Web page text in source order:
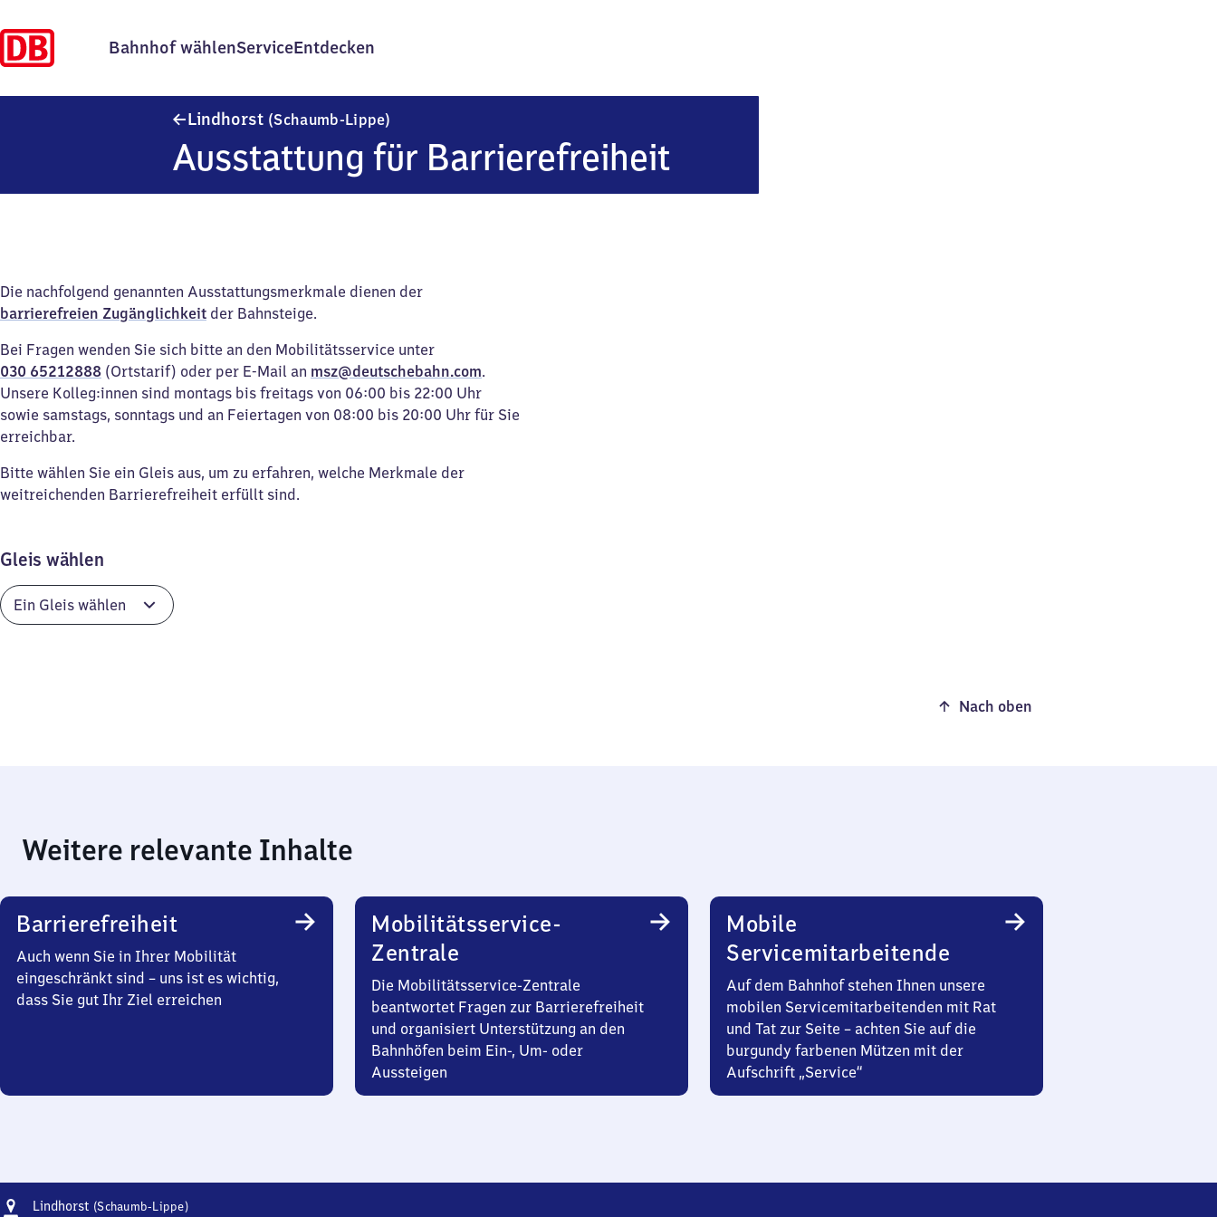
Bahnhof wählenServiceEntdecken
Lindhorst (Schaumb-Lippe)
Ausstattung für Barrierefreiheit
Die nachfolgend genannten Ausstattungsmerkmale dienen der
barrierefreien Zugänglichkeit der Bahnsteige.
Bei Fragen wenden Sie sich bitte an den Mobilitätsservice unter
030 65212888 (Ortstarif) oder per E-Mail an msz@deutschebahn.com.
Unsere Kolleg:innen sind montags bis freitags von 06:00 bis 22:00 Uhr
sowie samstags, sonntags und an Feiertagen von 08:00 bis 20:00 Uhr für Sie
erreichbar.
Bitte wählen Sie ein Gleis aus, um zu erfahren, welche Merkmale der
weitreichenden Barrierefreiheit erfüllt sind.
Gleis wählen
Nach oben
Weitere relevante Inhalte
Barrierefreiheit
Auch wenn Sie in Ihrer Mobilität
eingeschränkt sind – uns ist es wichtig,
dass Sie gut Ihr Ziel erreichen
Mobilitätsservice-
Zentrale
Die Mobilitätsservice-Zentrale
beantwortet Fragen zur Barrierefreiheit
und organisiert Unterstützung an den
Bahnhöfen beim Ein-, Um- oder
Aussteigen
Mobile
Servicemitarbeitende
Auf dem Bahnhof stehen Ihnen unsere
mobilen Servicemitarbeitenden mit Rat
und Tat zur Seite – achten Sie auf die
burgundy farbenen Mützen mit der
Aufschrift „Service“
Adresse
Lindhorst (Schaumb-Lippe)Lindhorst